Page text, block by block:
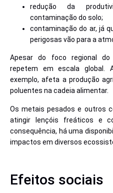
redução da
contaminação do solo;
contaminação do ar, já
perigosas vão para a
Apesar do foco regional
repetem em escala global.
exemplo, afeta a produção
poluentes na cadeia alimentar.
Os metais pesados e outros
atingir lençóis freáticos e
consequência, há uma
impactos em diversos
Efeitos sociais